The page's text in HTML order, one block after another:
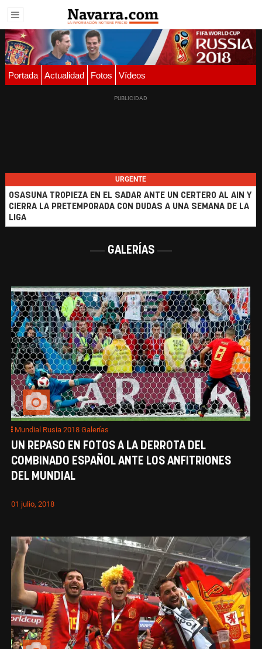
Portada Actualidad Fotos Vídeos
URGENTE
OSASUNA TROPIEZA EN EL SADAR ANTE UN CERTERO AL AIN Y
CIERRA LA PRETEMPORADA CON DUDAS A UNA SEMANA DE LA
LIGA
GALERÍAS
Mundial Rusia 2018 Galerías
UN REPASO EN FOTOS A LA DERROTA DEL
COMBINADO ESPAÑOL ANTE LOS ANFITRIONES
DEL MUNDIAL
01 julio, 2018